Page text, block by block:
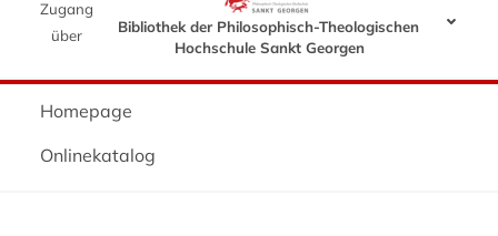
Zugang
über
Bibliothek der Philosophisch-Theologischen
Hochschule Sankt Georgen
Homepage
Onlinekatalog